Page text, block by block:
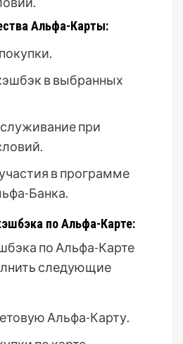
Альфа-Карты:
в выбранных
при
в программе
Банка.
по Альфа-Карте:
по Альфа-Карте
следующие
Альфа-Карту.